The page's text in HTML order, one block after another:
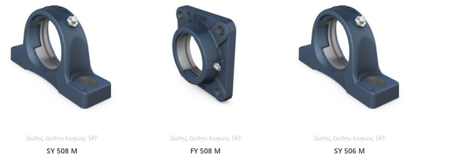
Gultņi, Gultņu korpusi, SKF
SY 508 M
Gultņi, Gultņu korpusi, SKF
FY 508 M
Gultņi, Gultņu korpusi,SKF
SY 506 M